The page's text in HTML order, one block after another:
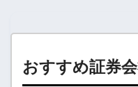
おすすめ証券